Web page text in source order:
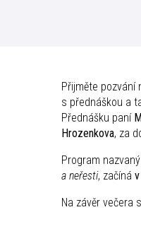
Přijměte
s přednáškou a
Přednášku paní
Hrozenkova, za
Program nazvaný
a neřesti, začíná
Na závěr večera